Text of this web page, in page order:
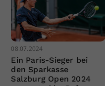
08.07.2024
Ein Paris-Sieger bei
den Sparkasse
Salzburg Open 2024